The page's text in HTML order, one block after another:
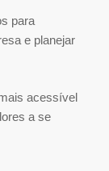
para
e planejar
acessível
a se